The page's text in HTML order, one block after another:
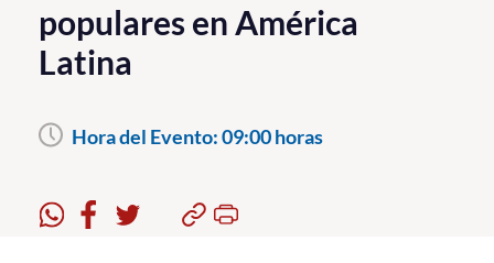
Postgrado
Académicos
populares en América
Latina
Hora del Evento:09:00 horas